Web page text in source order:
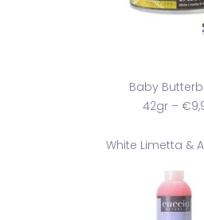
Baby
42gr –
White Limetta &